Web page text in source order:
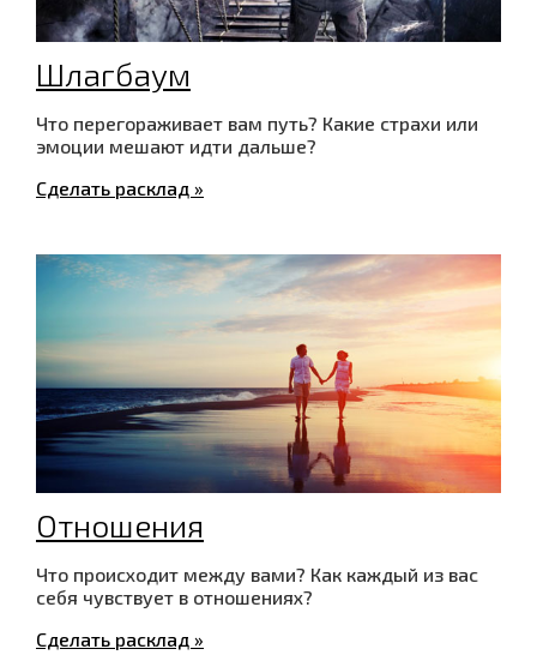
Шлагбаум
Что перегораживает вам путь? Какие страхи или
эмоции мешают идти дальше?
Сделать расклад »
Отношения
Что происходит между вами? Как каждый из вас
себя чувствует в отношениях?
Сделать расклад »